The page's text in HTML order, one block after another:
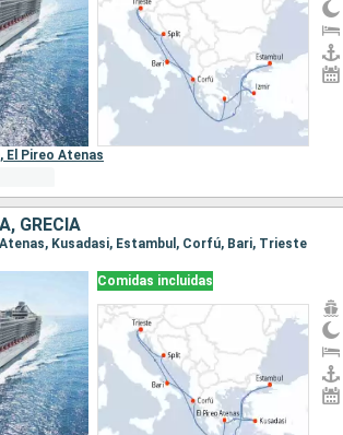
El Pireo Atenas
GRECIA
Kusadasi, Estambul, Corfú, Bari, Trieste
Comidas incluidas